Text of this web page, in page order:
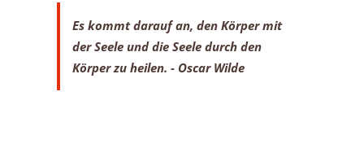
Es kommt darauf an, den Körper mit
der Seele und die Seele durch den
Körper zu heilen. - Oscar Wilde